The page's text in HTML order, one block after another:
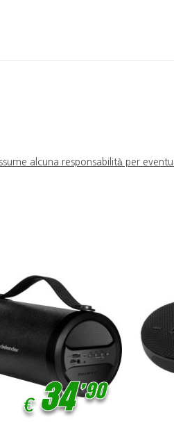
alcuna responsabilità per
€ 34
,
90